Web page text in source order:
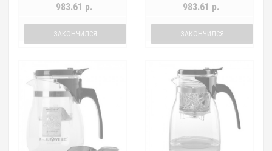
983.61 р.
ЗАКОНЧИЛСЯ
983.61 р.
ЗАКОНЧИЛСЯ